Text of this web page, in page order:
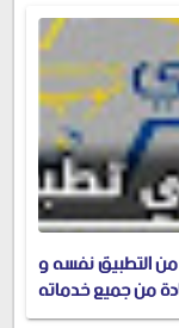
التطبيق نفسه و
من جميع خدماته